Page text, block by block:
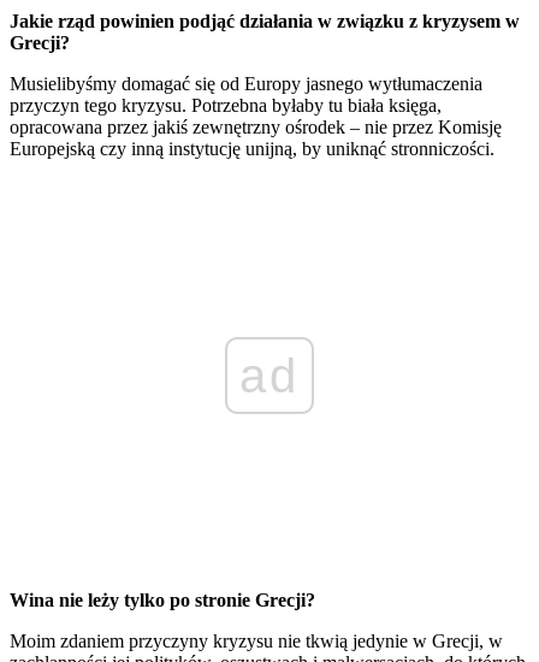
Jakie rząd powinien podjąć działania w związku z kryzysem w
Grecji?
Musielibyśmy domagać się od Europy jasnego wytłumaczenia
przyczyn tego kryzysu. Potrzebna byłaby tu biała księga,
opracowana przez jakiś zewnętrzny ośrodek – nie przez Komisję
Europejską czy inną instytucję unijną, by uniknąć stronniczości.
ad
Wina nie leży tylko po stronie Grecji?
Moim zdaniem przyczyny kryzysu nie tkwią jedynie w Grecji, w